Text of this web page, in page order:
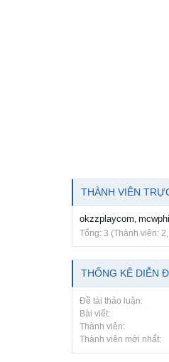
THÀNH VIÊN
okzzplaycom
Tổng: 3 (Thành viên:
THỐNG KÊ DIỄN
Đề tài thảo luận:
Bài viết:
Thành viên:
Thành viên mới nhất: